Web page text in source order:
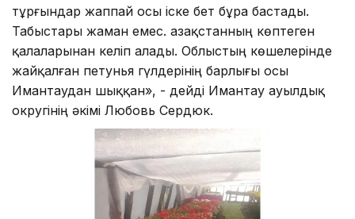
тұрғындар жаппай осы іске бет бұра бастады.
Табыстары жаман емес. Қазақстанның көптеген
қалаларынан келіп алады. Облыстың көшелерінде
жайқалған петунья гүлдерінің барлығы осы
Имантаудан шыққан», - дейді Имантау ауылдық
округінің әкімі Любовь Сердюк.